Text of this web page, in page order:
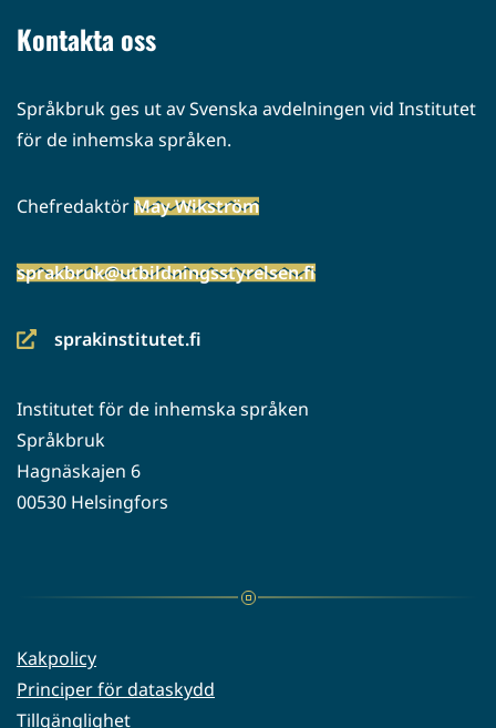
Kontakta oss
Språkbruk ges ut av Svenska avdelningen vid Institutet
för de inhemska språken.
ChefredaktörMay Wikström
sprakbruk@utbildningsstyrelsen.fi
sprakinstitutet.fi
(siirryt
palveluun)
Institutet för de inhemska språken
Språkbruk
Hagnäskajen 6
00530 Helsingfors
Kakpolicy
Principer för dataskydd
Tillgänglighet